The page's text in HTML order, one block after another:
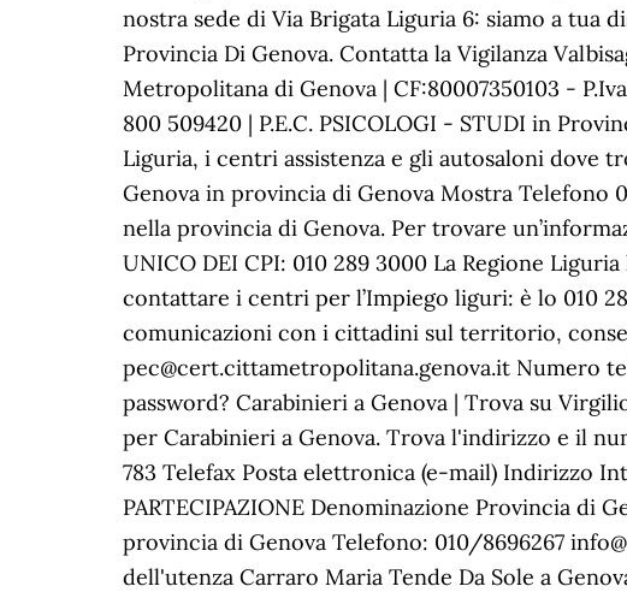
nostra sede di Via Brigata Liguria 6: siamo a tua
Provincia Di Genova. Contatta la Vigilanza
Metropolitana di Genova | CF:80007350103 -
800 509420 | P.E.C. PSICOLOGI - STUDI in
Liguria, i centri assistenza e gli autosaloni dove
Genova in provincia di Genova Mostra Telefono
nella provincia di Genova. Per trovare
UNICO DEI CPI: 010 289 3000 La Regione
contattare i centri per l’Impiego liguri: è lo 010
comunicazioni con i cittadini sul territorio,
pec@cert.cittametropolitana.genova.it Numero
password? Carabinieri a Genova | Trova su
per Carabinieri a Genova. Trova l'indirizzo e il
783 Telefax Posta elettronica (e-mail) Indirizzo
PARTECIPAZIONE Denominazione Provincia di
provincia di Genova Telefono: 010/8696267
dell'utenza Carraro Maria Tende Da Sole a